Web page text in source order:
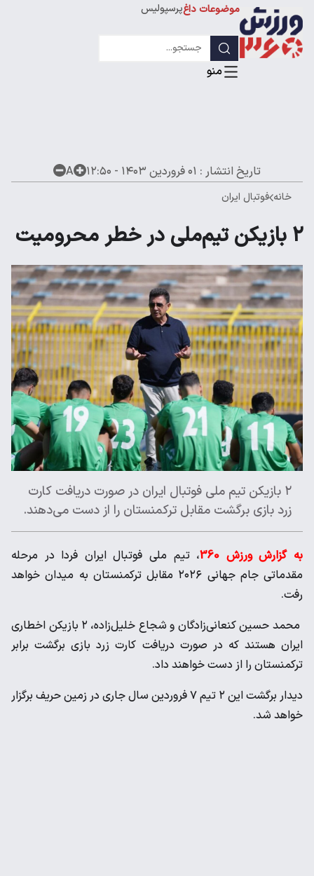
موضوعات داغپرسپولیس
لیگ قهرمانان
تاریخ انتشار : ۰۱ فروردین ۱۴۰۳ - ۱۲:۵۰ A
خانه فوتبال ایران
۲ بازیکن تیم‌ملی در خطر محرومیت
۲ بازیکن تیم ملی فوتبال ایران در صورت دریافت کارت
زرد بازی برگشت مقابل ترکمنستان را از دست می‌دهند.
به گزارش ورزش 360
، تیم ملی فوتبال ایران فردا در مرحله
مقدماتی جام جهانی ۲۰۲۶ مقابل ترکمنستان به میدان خواهد
رفت.
محمد حسین کنعانی‌زادگان و شجاع خلیل‌زاده، ۲ بازیکن اخطاری
ایران هستند که در صورت دریافت کارت زرد بازی برگشت برابر
ترکمنستان را از دست خواهند داد.
دیدار برگشت این ۲ تیم ۷ فروردین سال جاری در زمین حریف برگزار
خواهد شد.